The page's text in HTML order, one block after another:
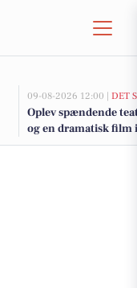
09-08-2026 12:00 | DET
Oplev spændende
og en dramatisk film
kommende uge